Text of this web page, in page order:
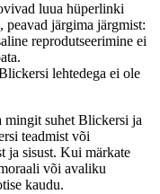
luua hüperlinki
peavad järgima järgmist:
reprodutseerimine ei
lehtedega ei ole
mingit suhet Blickersi ja
teadmist või
ja sisust. Kui märkate
või avaliku
kaudu.